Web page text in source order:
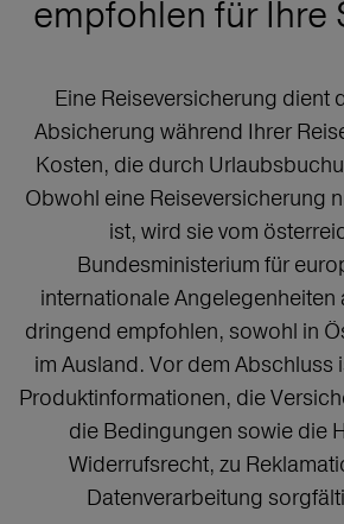
empfohlen für Ihre
Eine Reiseversicherung dient
Absicherung während Ihrer
Kosten, die durch
Obwohl eine Reiseversicherung
ist, wird sie vom
Bundesministerium für
internationale Angelegenheiten
dringend empfohlen, sowohl in
im Ausland. Vor dem Abschluss
Produktinformationen, die
die Bedingungen sowie die
Widerrufsrecht, zu
Datenverarbeitung